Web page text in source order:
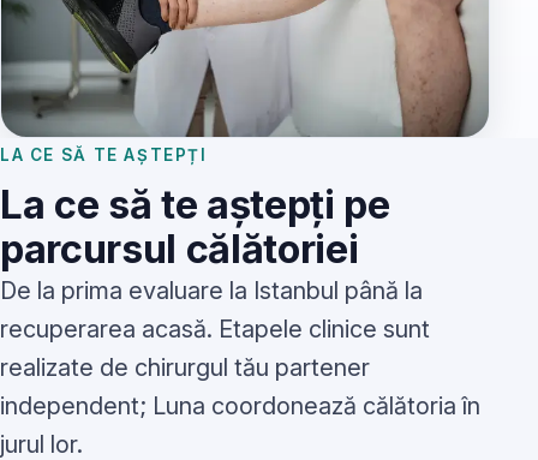
LA CE SĂ TE AȘTEPȚI
La ce să te aștepți pe
parcursul călătoriei
De la prima evaluare la Istanbul până la
recuperarea acasă. Etapele clinice sunt
realizate de chirurgul tău partener
independent; Luna coordonează călătoria în
jurul lor.